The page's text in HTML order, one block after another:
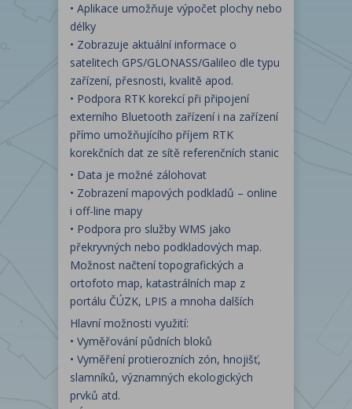
• Aplikace umožňuje výpočet plochy nebo
délky
• Zobrazuje aktuální informace o
satelitech GPS/GLONASS/Galileo dle typu
zařízení, přesnosti, kvalitě apod.
• Podpora RTK korekcí při připojení
externího Bluetooth zařízení i na zařízení
přímo umožňujícího příjem RTK
korekčních dat ze sítě referenčních stanic
• Data je možné zálohovat
• Zobrazení mapových podkladů – online
i off-line mapy
• Podpora pro služby WMS jako
překryvných nebo podkladových map.
Možnost načtení topografických a
ortofoto map, katastrálních map z
portálu ČÚZK, LPIS a mnoha dalších
Hlavní možnosti využití:
• Vyměřování půdních bloků
• Vyměření protierozních zón, hnojišť,
slamníků, významných ekologických
prvků atd.